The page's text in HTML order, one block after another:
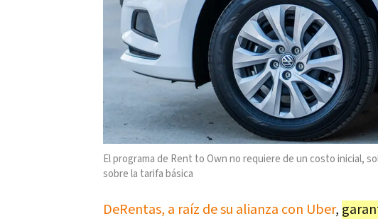
El programa de Rent to Own no requiere de un costo inicial,
sobre la tarifa básica
DeRentas, a raíz de su alianza con Uber,